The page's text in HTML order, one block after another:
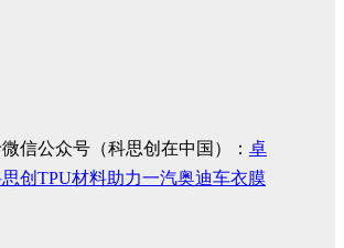
信公众号（科思创在中国）： 卓
创TPU材料助力一汽奥迪车衣膜